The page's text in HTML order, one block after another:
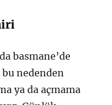
basmane’de
nedenden
ya da açmama